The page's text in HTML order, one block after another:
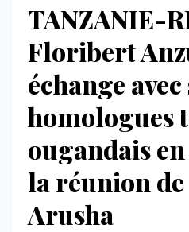
TANZANIE-
Floribert
échange avec
homologues
ougandais
la réunion de
Arusha